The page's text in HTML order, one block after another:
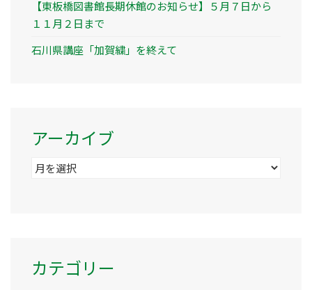
【東板橋図書館長期休館のお知らせ】５月７日から
１１月２日まで
石川県講座「加賀繍」を終えて
アーカイブ
ア
カテゴリー